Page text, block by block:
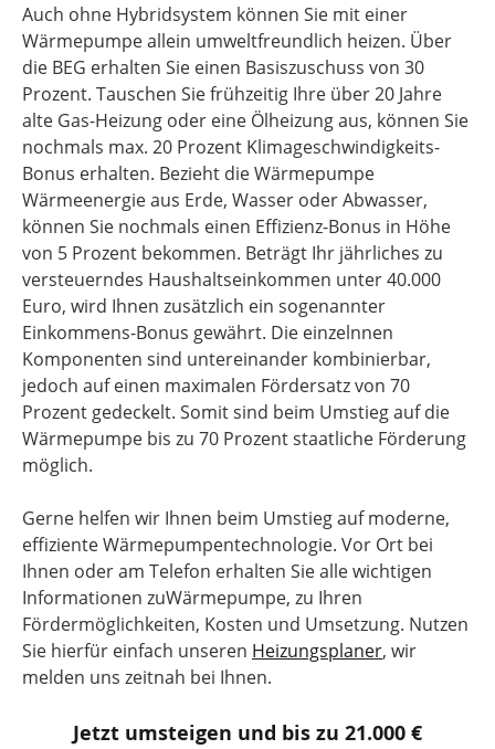
Auch ohne Hybridsystem können Sie mit einer
Wärmepumpe allein umweltfreundlich heizen. Über
die BEG erhalten Sie einen Basiszuschuss von 30
Prozent. Tauschen Sie frühzeitig Ihre über 20 Jahre
alte Gas-Heizung oder eine Ölheizung aus, können Sie
nochmals max. 20 Prozent Klimageschwindigkeits-
Bonus erhalten. Bezieht die Wärmepumpe
Wärmeenergie aus Erde, Wasser oder Abwasser,
können Sie nochmals einen Effizienz-Bonus in Höhe
von 5 Prozent bekommen. Beträgt Ihr jährliches zu
versteuerndes Haushaltseinkommen unter 40.000
Euro, wird Ihnen zusätzlich ein sogenannter
Einkommens-Bonus gewährt. Die einzelnnen
Komponenten sind untereinander kombinierbar,
jedoch auf einen maximalen Fördersatz von 70
Prozent gedeckelt. Somit sind beim Umstieg auf die
Wärmepumpe bis zu 70 Prozent staatliche Förderung
möglich.
Gerne helfen wir Ihnen beim Umstieg auf moderne,
effiziente Wärmepumpentechnologie. Vor Ort bei
Ihnen oder am Telefon erhalten Sie alle wichtigen
Informationen zuWärmepumpe, zu Ihren
Fördermöglichkeiten, Kosten und Umsetzung. Nutzen
Sie hierfür einfach unseren Heizungsplaner, wir
melden uns zeitnah bei Ihnen.
Jetzt umsteigen und bis zu 21.000 €